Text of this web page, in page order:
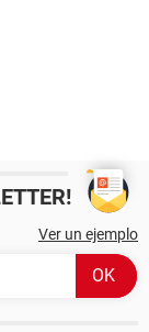
Ver un ejemplo